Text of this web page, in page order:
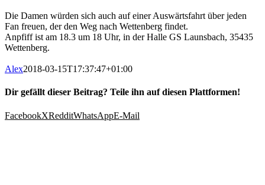
Die Damen würden sich auch auf einer Auswärtsfahrt über jeden
Fan freuen, der den Weg nach Wettenberg findet.
Anpfiff ist am 18.3 um 18 Uhr, in der Halle GS Launsbach, 35435
Wettenberg.
Alex2018-03-15T17:37:47+01:00
Dir gefällt dieser Beitrag? Teile ihn auf diesen Plattformen!
FacebookXRedditWhatsAppE-Mail